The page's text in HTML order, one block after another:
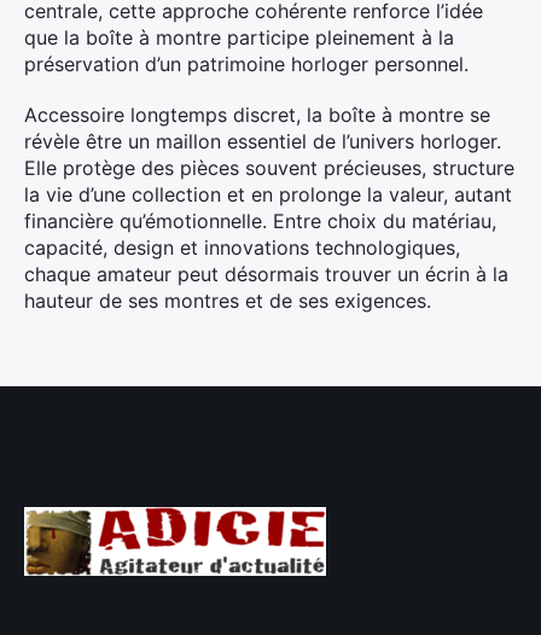
centrale, cette approche cohérente renforce l’idée
que la boîte à montre participe pleinement à la
préservation d’un patrimoine horloger personnel.
Accessoire longtemps discret, la boîte à montre se
révèle être un maillon essentiel de l’univers horloger.
Elle protège des pièces souvent précieuses, structure
la vie d’une collection et en prolonge la valeur, autant
financière qu’émotionnelle. Entre choix du matériau,
capacité, design et innovations technologiques,
chaque amateur peut désormais trouver un écrin à la
hauteur de ses montres et de ses exigences.